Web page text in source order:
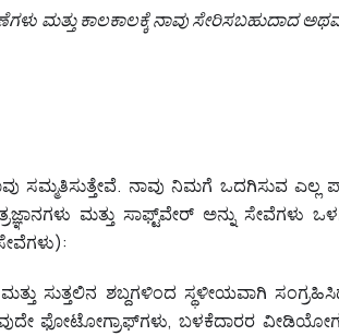
ಮತ್ತು ಕಾಲಕಾಲಕ್ಕೆ ನಾವು ಸೇರಿಸಬಹುದಾದ
ಸಮ್ಮತಿಸುತ್ತೇವೆ. ನಾವು ನಿಮಗೆ ಒದಗಿಸುವ ಎಲ್ಲ
ಮತ್ತು ಸಾಫ್ಟ್‌ವೇರ್‌ ಅನ್ನು ಸೇವೆಗಳು
ಸುತ್ತಲಿನ ಶಬ್ದಗಳಿಂದ ಸ್ಥಳೀಯವಾಗಿ
ಫೋಟೋಗ್ರಾಫ್‌ಗಳು, ಬಳಕೆದಾರರ